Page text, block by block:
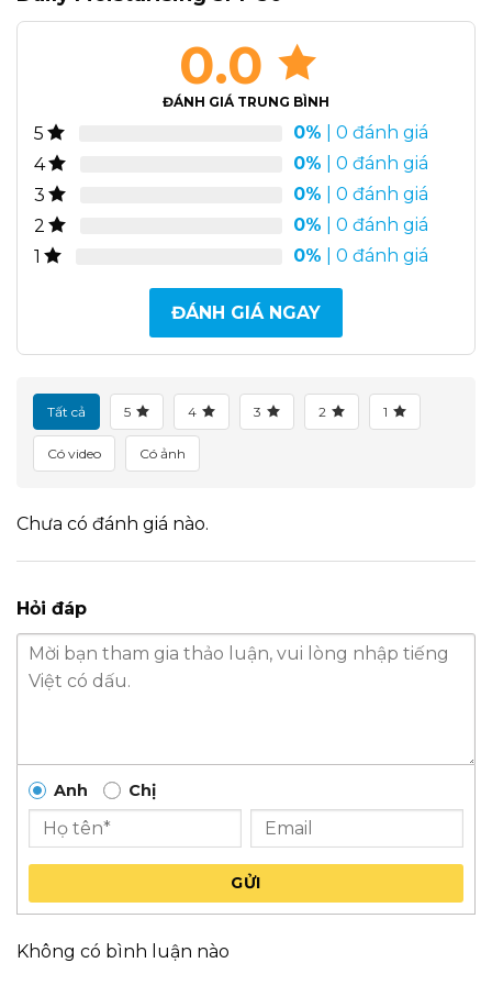
0.0
ĐÁNH GIÁ TRUNG BÌNH
5 0% | 0 đánh giá
4
0% | 0 đánh giá
3
0% | 0 đánh giá
2
0% | 0 đánh giá
1
0% | 0 đánh giá
ĐÁNH GIÁ NGAY
Tất cả 5 4 3 2 1
Có video Có ảnh
Chưa có đánh giá nào.
Hỏi đáp
Anh Chị
GỬI
Không có bình luận nào